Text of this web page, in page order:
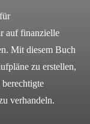
auf finanzielle
Mit diesem Buch
zu erstellen,
verhandeln.